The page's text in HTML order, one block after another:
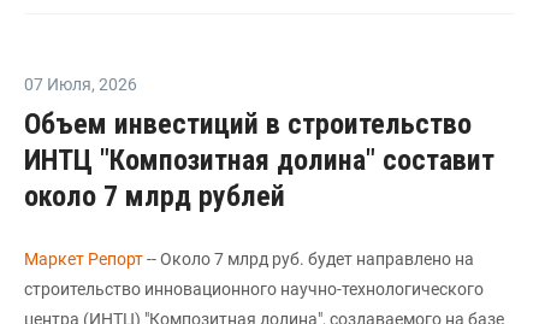
07 Июля, 2026
Объем инвестиций в строительство
ИНТЦ "Композитная долина" составит
около 7 млрд рублей
Маркет Репорт-- Около 7 млрд руб. будет направлено на
строительство инновационного научно-технологического
центра (ИНТЦ) "Композитная долина", создаваемого на базе